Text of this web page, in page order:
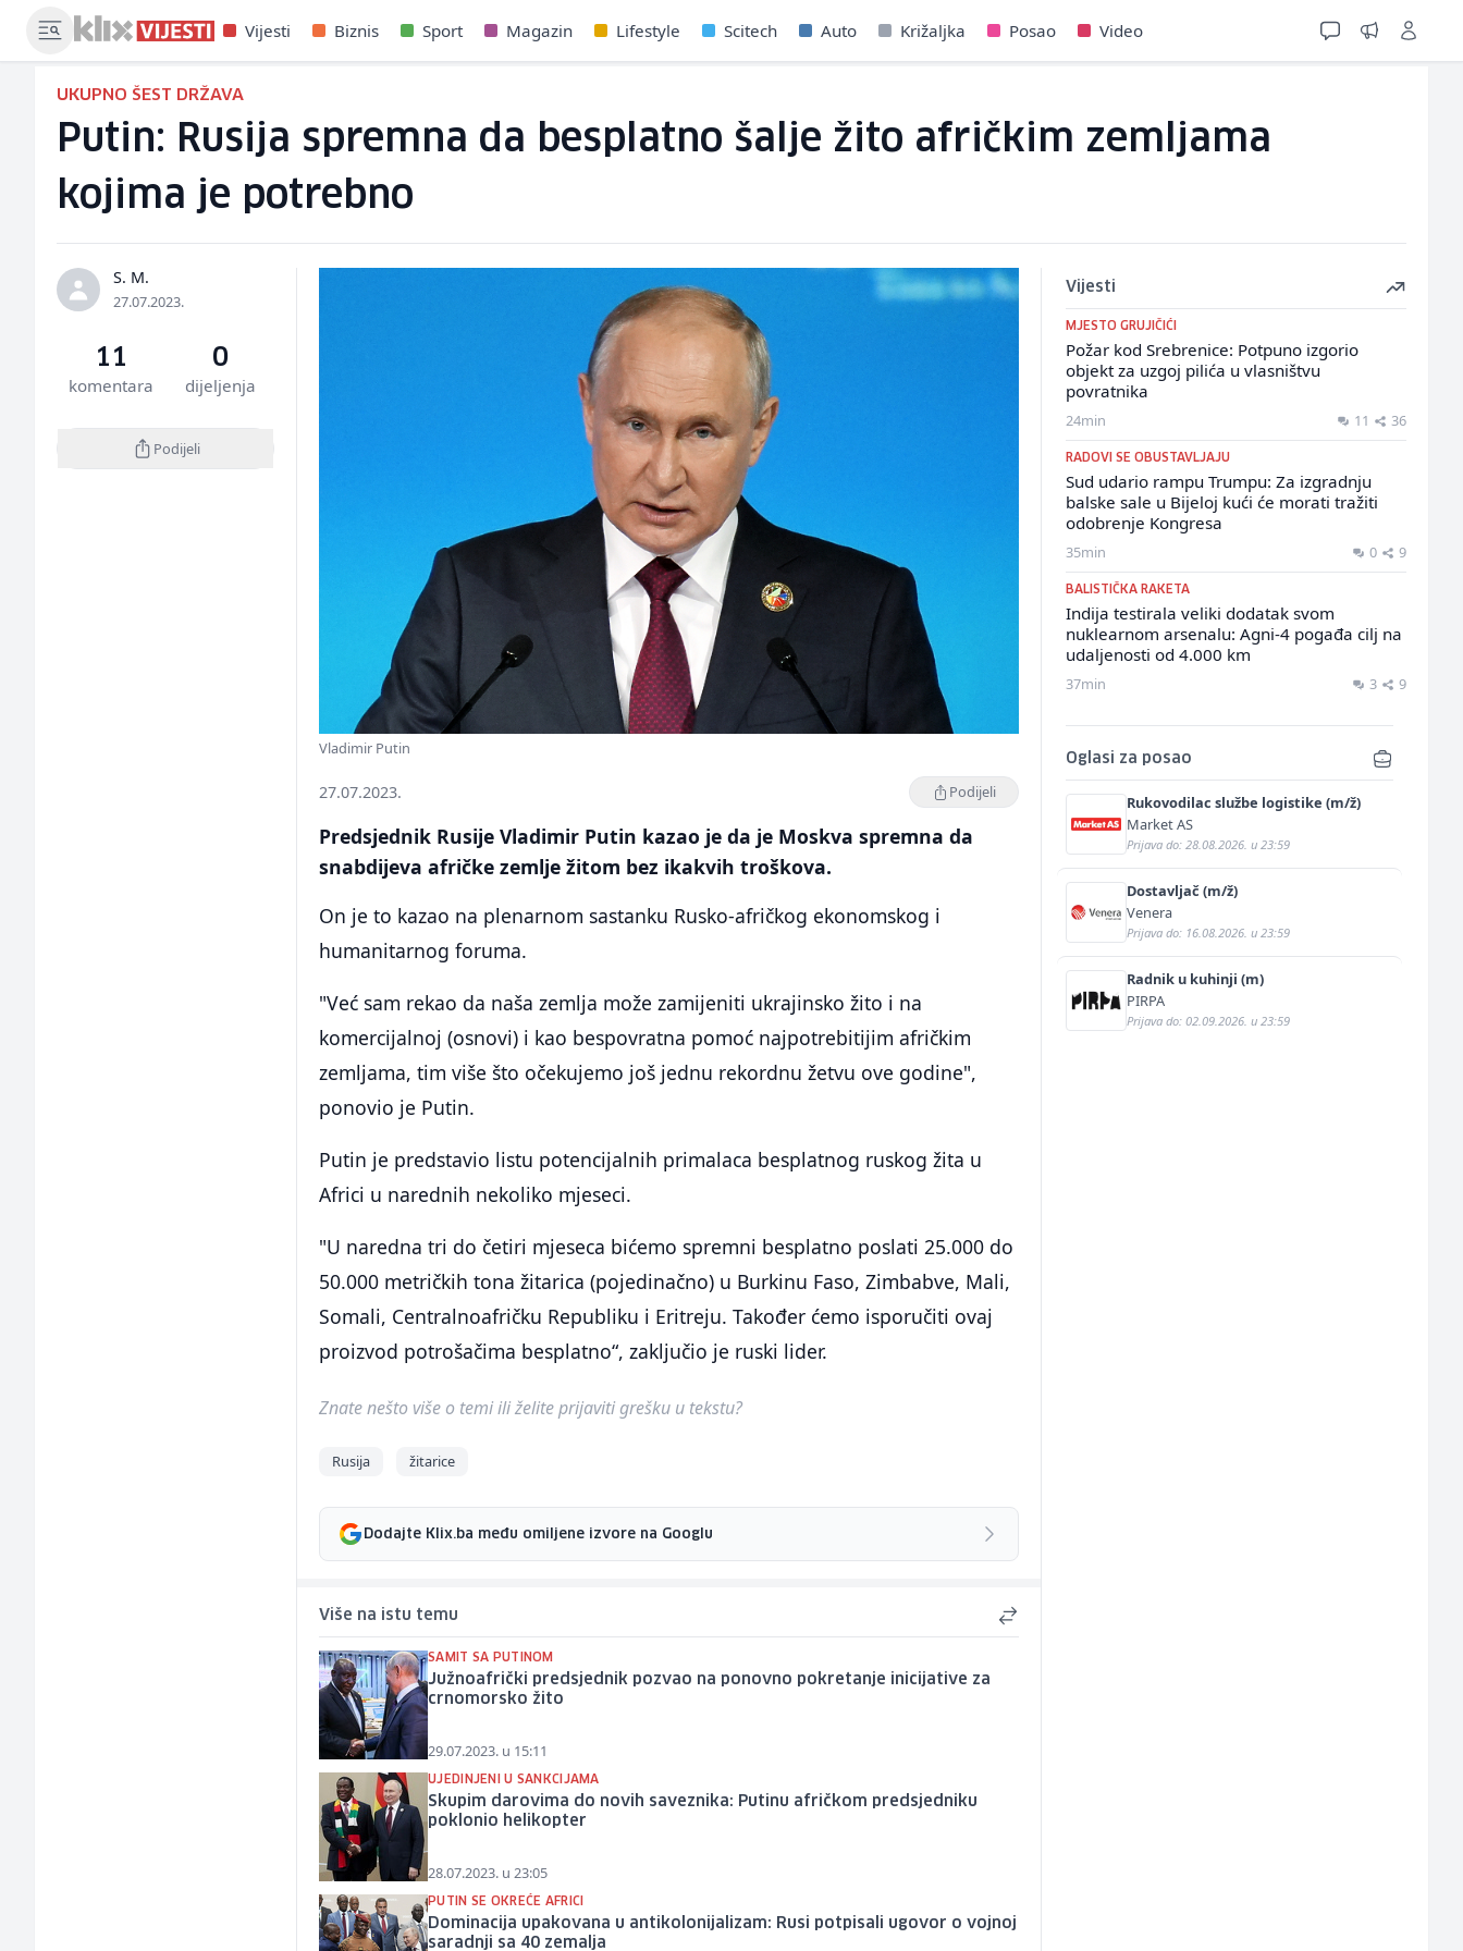
Vijesti Biznis Sport Magazin Lifestyle Scitech Auto Križaljka Posao Video
UKUPNO ŠEST DRŽAVA
Putin: Rusija spremna da besplatno šalje žito afričkim zemljama
kojima je potrebno
S. M.
27.07.2023.
11
komentara
0
dijeljenja
Podijeli
Vladimir Putin
27.07.2023. Podijeli
Predsjednik Rusije Vladimir Putin kazao je da je Moskva spremna da
snabdijeva afričke zemlje žitom bez ikakvih troškova.
On je to kazao na plenarnom sastanku Rusko-afričkog ekonomskog i
humanitarnog foruma.
"Već sam rekao da naša zemlja može zamijeniti ukrajinsko žito i na
komercijalnoj (osnovi) i kao bespovratna pomoć najpotrebitijim afričkim
zemljama, tim više što očekujemo još jednu rekordnu žetvu ove godine",
ponovio je Putin.
Putin je predstavio listu potencijalnih primalaca besplatnog ruskog žita u
Africi u narednih nekoliko mjeseci.
"U naredna tri do četiri mjeseca bićemo spremni besplatno poslati 25.000 do
50.000 metričkih tona žitarica (pojedinačno) u Burkinu Faso, Zimbabve, Mali,
Somali, Centralnoafričku Republiku i Eritreju. Također ćemo isporučiti ovaj
proizvod potrošačima besplatno“, zaključio je ruski lider.
Znate nešto više o temi ili želite prijaviti grešku u tekstu?
Rusija žitarice
Dodajte Klix.ba među omiljene izvore na Googlu
Više na istu temu
SAMIT SA PUTINOM
Južnoafrički predsjednik pozvao na ponovno pokretanje inicijative za
crnomorsko žito
29.07.2023. u 15:11
UJEDINJENI U SANKCIJAMA
Skupim darovima do novih saveznika: Putinu afričkom predsjedniku
poklonio helikopter
28.07.2023. u 23:05
PUTIN SE OKREĆE AFRICI
Dominacija upakovana u antikolonijalizam: Rusi potpisali ugovor o vojnoj
saradnji sa 40 zemalja
Vijesti
MJESTO GRUJIČIĆI
Požar kod Srebrenice: Potpuno izgorio
objekt za uzgoj pilića u vlasništvu
povratnika
24min 11 36
RADOVI SE OBUSTAVLJAJU
Sud udario rampu Trumpu: Za izgradnju
balske sale u Bijeloj kući će morati tražiti
odobrenje Kongresa
35min 0 9
BALISTIČKA RAKETA
Indija testirala veliki dodatak svom
nuklearnom arsenalu: Agni-4 pogađa cilj na
udaljenosti od 4.000 km
37min 3 9
Oglasi za posao
Rukovodilac službe logistike (m/ž)
Market AS
Prijava do: 28.08.2026. u 23:59
Dostavljač (m/ž)
Venera
Prijava do: 16.08.2026. u 23:59
Radnik u kuhinji (m)
PIRPA
Prijava do: 02.09.2026. u 23:59